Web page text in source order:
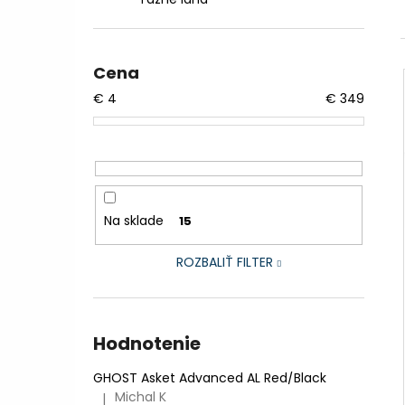
Cena
€ 4 € 349
Na sklade 15
ROZBALIŤ FILTER
Hodnotenie
GHOST Asket Advanced AL Red/Black
| Michal K
CTM AREON XPERT - MATNÁ LIMETKOVÁ